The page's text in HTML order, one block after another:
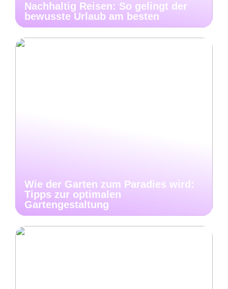
Nachhaltig Reisen: So gelingt der
bewusste Urlaub am besten
Wie der Garten zum Paradies wird:
Tipps zur optimalen
Gartengestaltung